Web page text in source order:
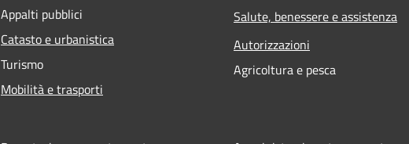
Appalti pubblici
Catasto e urbanistica
Turismo
Mobilità e trasporti
Salute, benessere e assistenza
Autorizzazioni
Agricoltura e pesca